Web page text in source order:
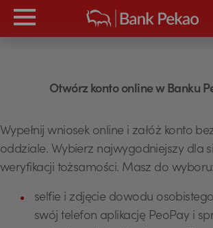
Otwórz konto online w Banku
Wypełnij wniosek online i załóż konto
oddziale. Wybierz najwygodniejszy dla
weryfikacji tożsamości. Masz do wyboru:
selfie i zdjęcie dowodu
swój telefon aplikację PeoPay i